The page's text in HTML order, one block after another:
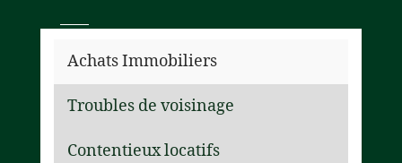
Achats Immobiliers
Troubles de voisinage
Contentieux locatifs